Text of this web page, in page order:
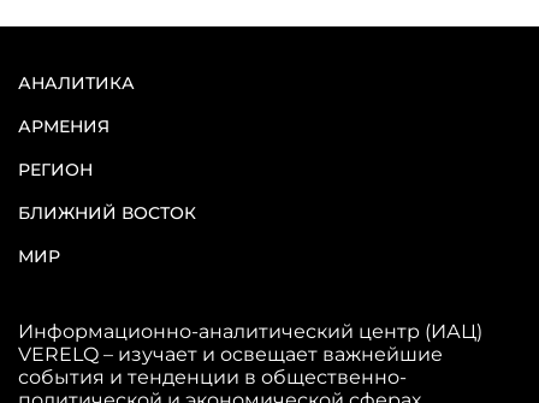
АНАЛИТИКА
АРМЕНИЯ
РЕГИОН
БЛИЖНИЙ ВОСТОК
МИР
Информационно-аналитический центр (ИАЦ)
VERELQ – изучает и освещает важнейшие
события и тенденции в общественно-